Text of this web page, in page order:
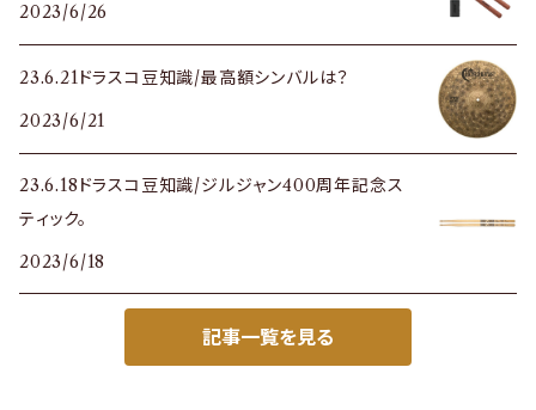
2023/6/26
23.6.21ドラスコ豆知識/最高額シンバルは？
2023/6/21
23.6.18ドラスコ豆知識/ジルジャン400周年記念ス
ティック。
2023/6/18
記事一覧を見る